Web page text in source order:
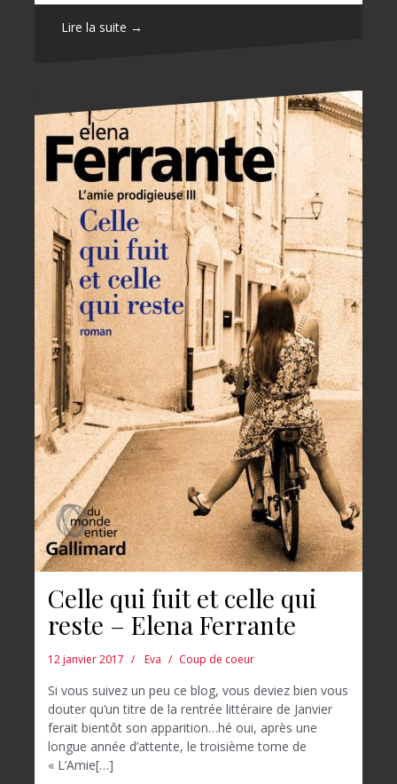
Lire la suite →
Celle qui fuit et celle qui
reste – Elena Ferrante
12 janvier 2017 Eva Coup de coeur
Si vous suivez un peu ce blog, vous deviez bien vous
douter qu’un titre de la rentrée littéraire de Janvier
ferait bientôt son apparition…hé oui, après une
longue année d’attente, le troisième tome de
« L’Amie[…]